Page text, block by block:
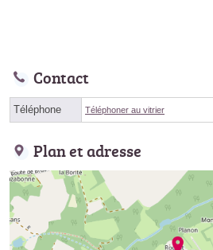
Contact
Téléphone Téléphoner au vitrier
Plan et adresse